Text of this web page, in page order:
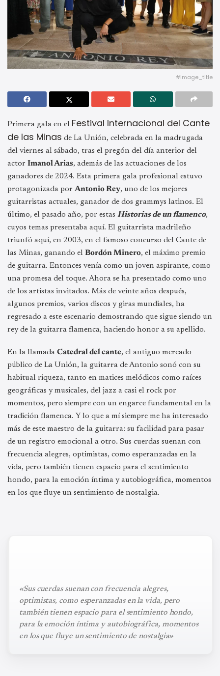
#image_title
Primera gala en el Festival Internacional del Cante
de las Minas de La Unión, celebrada en la madrugada
del viernes al sábado, tras el pregón del día anterior del
actor Imanol Arias, además de las actuaciones de los
ganadores de 2024. Esta primera gala profesional estuvo
protagonizada por Antonio Rey, uno de los mejores
guitarristas actuales, ganador de dos grammys latinos. El
último, el pasado año, por estas Historias de un flamenco,
cuyos temas presentaba aquí. El guitarrista madrileño
triunfó aquí, en 2003, en el famoso concurso del Cante de
las Minas, ganando el Bordón Minero, el máximo premio
de guitarra. Entonces venía como un joven aspirante, como
una promesa del toque. Ahora se ha presentado como uno
de los artistas invitados. Más de veinte años después,
algunos premios, varios discos y giras mundiales, ha
regresado a este escenario demostrando que sigue siendo un
rey de la guitarra flamenca, haciendo honor a su apellido.
En la llamada Catedral del cante, el antiguo mercado
público de La Unión, la guitarra de Antonio sonó con su
habitual riqueza, tanto en matices melódicos como raíces
geográficas y musicales, del jazz a casi el rock por
momentos, pero siempre con un engarce fundamental en la
tradición flamenca. Y lo que a mí siempre me ha interesado
más de este maestro de la guitarra: su facilidad para pasar
de un registro emocional a otro. Sus cuerdas suenan con
frecuencia alegres, optimistas, como esperanzadas en la
vida, pero también tienen espacio para el sentimiento
hondo, para la emoción íntima y autobiográfica, momentos
en los que fluye un sentimiento de nostalgia.
«Sus cuerdas suenan con frecuencia alegres,
optimistas, como esperanzadas en la vida, pero
también tienen espacio para el sentimiento hondo,
para la emoción íntima y autobiográfica, momentos
en los que fluye un sentimiento de nostalgia»